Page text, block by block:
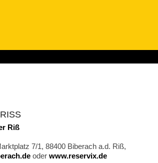
Riß
7/1, 88400 Biberach a.d. Riß,
oder www.reservix.de